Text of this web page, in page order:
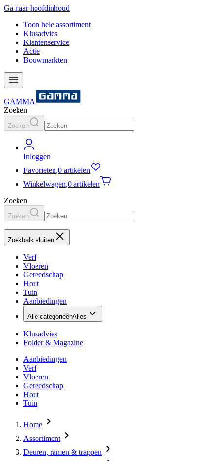
Ga naar hoofdinhoud
Toon hele assortiment
Klusadvies
Klantenservice
Actie
Bouwmarkten
GAMMA
Zoeken
Zoeken
Inloggen
Favorieten,0 artikelen
Winkelwagen,0 artikelen
Zoeken
Zoeken
Zoekbalk sluiten
Verf
Vloeren
Gereedschap
Hout
Tuin
Aanbiedingen
Alle categorieënAlles
Klusadvies
Folder & Magazine
Aanbiedingen
Verf
Vloeren
Gereedschap
Hout
Tuin
Home
Assortiment
Deuren, ramen & trappen